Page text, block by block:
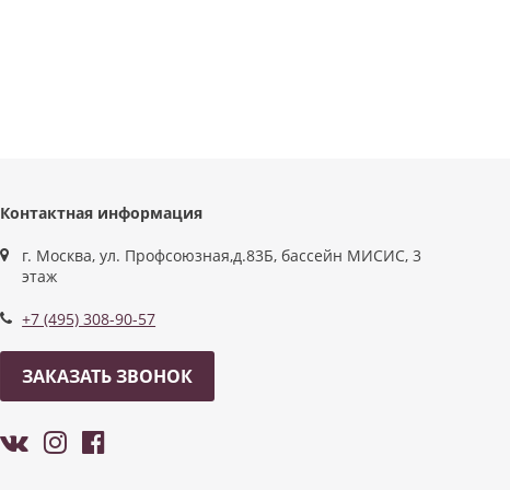
Контактная информация
г. Москва, ул. Профсоюзная,д.83Б, бассейн МИСИС, 3
этаж
+7 (495) 308-90-57
ЗАКАЗАТЬ ЗВОНОК